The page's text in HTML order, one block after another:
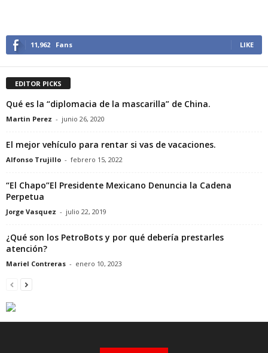
11,962 Fans LIKE
EDITOR PICKS
Qué es la “diplomacia de la mascarilla” de China.
Martin Perez - junio 26, 2020
El mejor vehículo para rentar si vas de vacaciones.
Alfonso Trujillo - febrero 15, 2022
“El Chapo”El Presidente Mexicano Denuncia la Cadena
Perpetua
Jorge Vasquez - julio 22, 2019
¿Qué son los PetroBots y por qué debería prestarles
atención?
Mariel Contreras - enero 10, 2023